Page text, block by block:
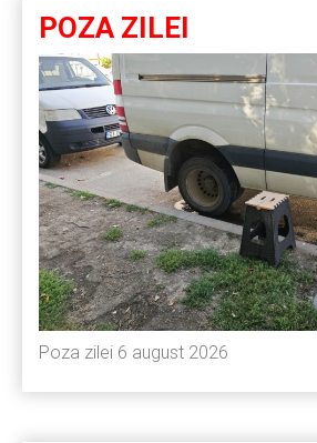
POZA ZILEI
Poza zilei 6 august 2026